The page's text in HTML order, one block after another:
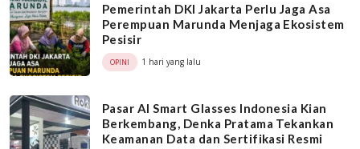
Pemerintah DKI Jakarta Perlu Jaga Asa
Perempuan Marunda Menjaga Ekosistem
Pesisir
OPINI 1 hari yang lalu
Pasar AI Smart Glasses Indonesia Kian
Berkembang, Denka Pratama Tekankan
Keamanan Data dan Sertifikasi Resmi